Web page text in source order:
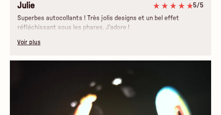
Julie
5/5
Superbes autocollants ! Très jolis designs et un bel effet
réfléchissant sous les phares. J’adore !
Voir plus